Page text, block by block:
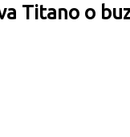
Titano o